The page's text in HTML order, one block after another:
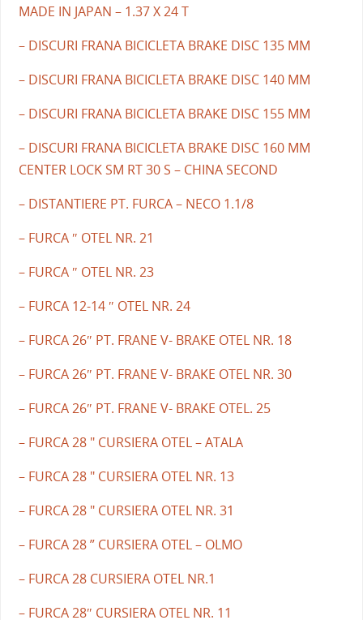
MADE IN JAPAN – 1.37 X 24 T
– DISCURI FRANA BICICLETA BRAKE DISC 135 MM
– DISCURI FRANA BICICLETA BRAKE DISC 140 MM
– DISCURI FRANA BICICLETA BRAKE DISC 155 MM
– DISCURI FRANA BICICLETA BRAKE DISC 160 MM
CENTER LOCK SM RT 30 S – CHINA SECOND
– DISTANTIERE PT. FURCA – NECO 1.1/8
– FURCA ″ OTEL NR. 21
– FURCA ″ OTEL NR. 23
– FURCA 12-14 ″ OTEL NR. 24
– FURCA 26″ PT. FRANE V- BRAKE OTEL NR. 18
– FURCA 26″ PT. FRANE V- BRAKE OTEL NR. 30
– FURCA 26″ PT. FRANE V- BRAKE OTEL. 25
– FURCA 28 " CURSIERA OTEL – ATALA
– FURCA 28 " CURSIERA OTEL NR. 13
– FURCA 28 " CURSIERA OTEL NR. 31
– FURCA 28 ” CURSIERA OTEL – OLMO
– FURCA 28 CURSIERA OTEL NR.1
– FURCA 28″ CURSIERA OTEL NR. 11